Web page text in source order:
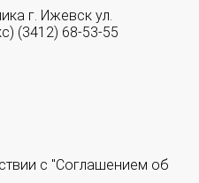
г. Ижевск ул.
(3412) 68-53-55
с "Соглашением об